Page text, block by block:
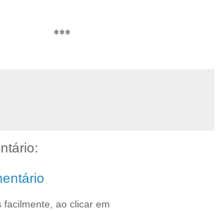
***
facilmente, ao clicar em